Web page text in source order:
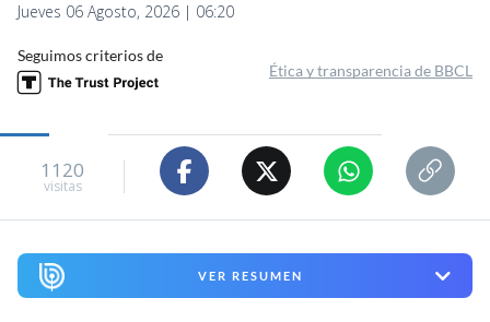
Jueves 06 Agosto, 2026 | 06:20
Seguimos criterios de
Ética y transparencia de BBCL
1120
visitas
VER RESUMEN